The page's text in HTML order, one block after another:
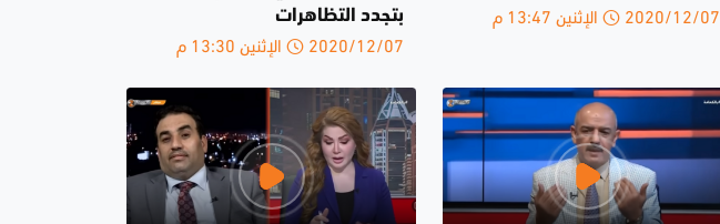
2020/12/07 الإثنين 13:47 م
بتجدد التظاهرات
2020/12/07 الإثنين 13:30 م